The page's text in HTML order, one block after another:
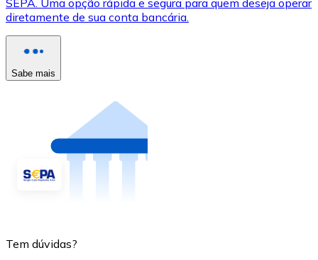
diretamente de sua conta bancária.
Sabe mais
Tem dúvidas?